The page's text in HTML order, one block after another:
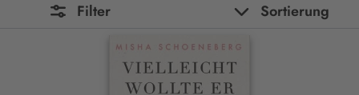
Filter Sortierung